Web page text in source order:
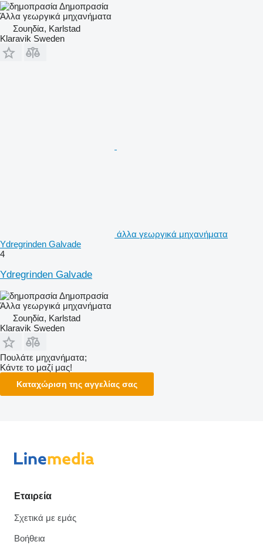
Δημοπρασία
Άλλα γεωργικά μηχανήματα
Σουηδία, Karlstad
Klaravik Sweden
άλλα γεωργικά μηχανήματα
Ydregrinden Galvade
4
Ydregrinden Galvade
Δημοπρασία
Άλλα γεωργικά μηχανήματα
Σουηδία, Karlstad
Klaravik Sweden
Πουλάτε μηχανήματα;
Κάντε το μαζί μας!
Καταχώριση της αγγελίας σας
Εταιρεία
Σχετικά με εμάς
Βοήθεια